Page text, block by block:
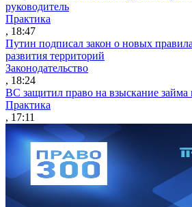
руководитель
Практика
, 18:47
Путин подписал закон о новых
развития территорий
Законодательство
, 18:24
ВС защитил право на взыскание займа
Практика
, 17:11